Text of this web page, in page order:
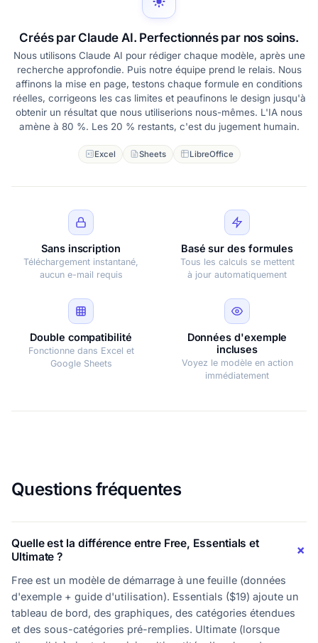
Créés par Claude AI. Perfectionnés par nos soins.
Nous utilisons Claude AI pour rédiger chaque modèle, après une
recherche approfondie. Puis notre équipe prend le relais. Nous
affinons la mise en page, testons chaque formule en conditions
réelles, corrigeons les cas limites et peaufinons le design jusqu'à
obtenir un résultat que nous utiliserions nous-mêmes. L'IA nous
amène à 80 %. Les 20 % restants, c'est du jugement humain.
Excel Sheets LibreOffice
Sans inscription
Téléchargement instantané,
aucun e-mail requis
Basé sur des formules
Tous les calculs se mettent
à jour automatiquement
Double compatibilité
Fonctionne dans Excel et
Google Sheets
Données d'exemple
incluses
Voyez le modèle en action
immédiatement
Questions fréquentes
Quelle est la différence entre Free, Essentials et
Ultimate ?
Free est un modèle de démarrage à une feuille (données
d'exemple + guide d'utilisation). Essentials ($19) ajoute un
tableau de bord, des graphiques, des catégories étendues
et des sous-catégories pré-remplies. Ultimate (lorsque